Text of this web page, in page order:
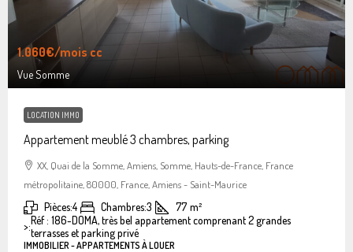
1.060€/mois cc
Vue Somme
LOCATION IMMO
Appartement meublé 3 chambres, parking
XX, Quai de la Somme, Amiens, Somme, Hauts-de-France, France
métropolitaine, 80000, France, Amiens - Saint-Maurice
Pièces:4 Chambres:3 77 m²
>:Réf : 186-DOMA, très bel appartement comprenant 2 grandes
terrasses et parking privé
IMMOBILIER - APPARTEMENTS À LOUER